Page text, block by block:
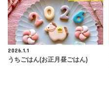
2026.1.1
うちごはん(お正月昼ごはん)